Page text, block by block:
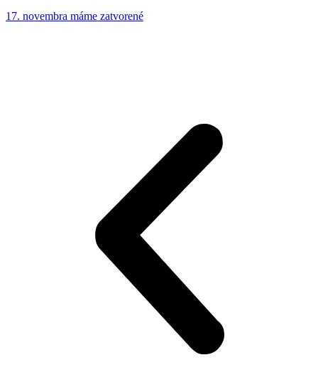
17. novembra máme zatvorené